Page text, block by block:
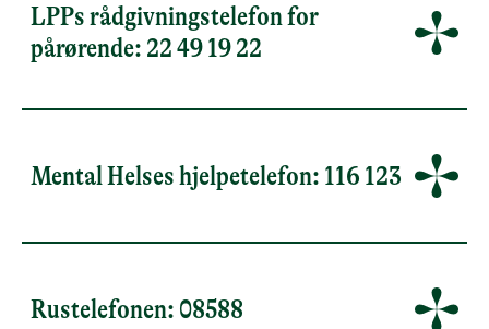
LPPs rådgivningstelefon for
pårørende: 22 49 19 22
Mental Helses hjelpetelefon: 116 123
Rustelefonen: 08588